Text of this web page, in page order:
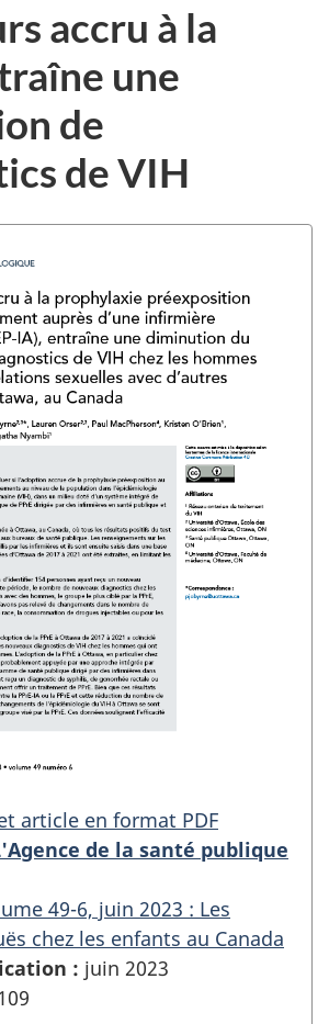
accru à la
une
de
de VIH
article en format PDF
de la santé publique
49-6, juin 2023 : Les
chez les enfants au Canada
: juin 2023